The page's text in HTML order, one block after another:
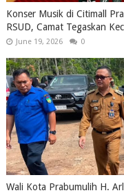
Konser Musik di Citimall
RSUD, Camat Tegaskan
June 19, 2026 0
Wali Kota Prabumulih H.